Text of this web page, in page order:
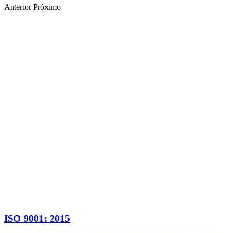
Anterior Próximo
ISO 9001: 2015